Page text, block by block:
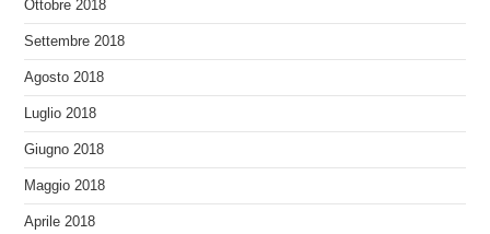
Ottobre 2018
Settembre 2018
Agosto 2018
Luglio 2018
Giugno 2018
Maggio 2018
Aprile 2018